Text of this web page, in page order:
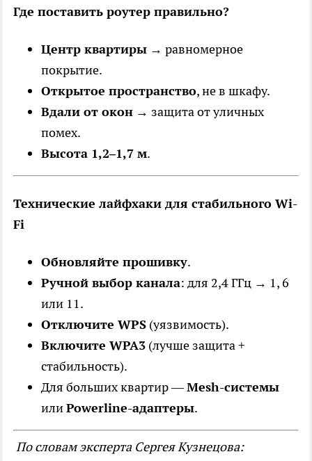
Где поставить роутер правильно?
Центр квартиры → равномерное
покрытие.
Открытое пространство, не в шкафу.
Вдали от окон → защита от уличных
помех.
Высота 1,2–1,7 м.
Технические лайфхаки для стабильного Wi-
Fi
Обновляйте прошивку.
Ручной выбор канала: для 2,4 ГГц → 1, 6
или 11.
Отключите WPS (уязвимость).
Включите WPA3 (лучше защита +
стабильность).
Для больших квартир —Mesh-системы
илиPowerline-адаптеры.
По словам эксперта Сергея Кузнецова: